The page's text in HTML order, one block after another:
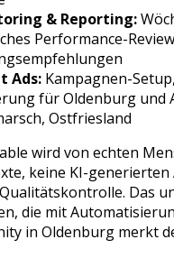
& Reporting:
Performance-
Ads: Kampagnen-
fürOldenburg und
Ostfriesland
wird von echten
keine KI-
Das
die mit
in Oldenburg merkt